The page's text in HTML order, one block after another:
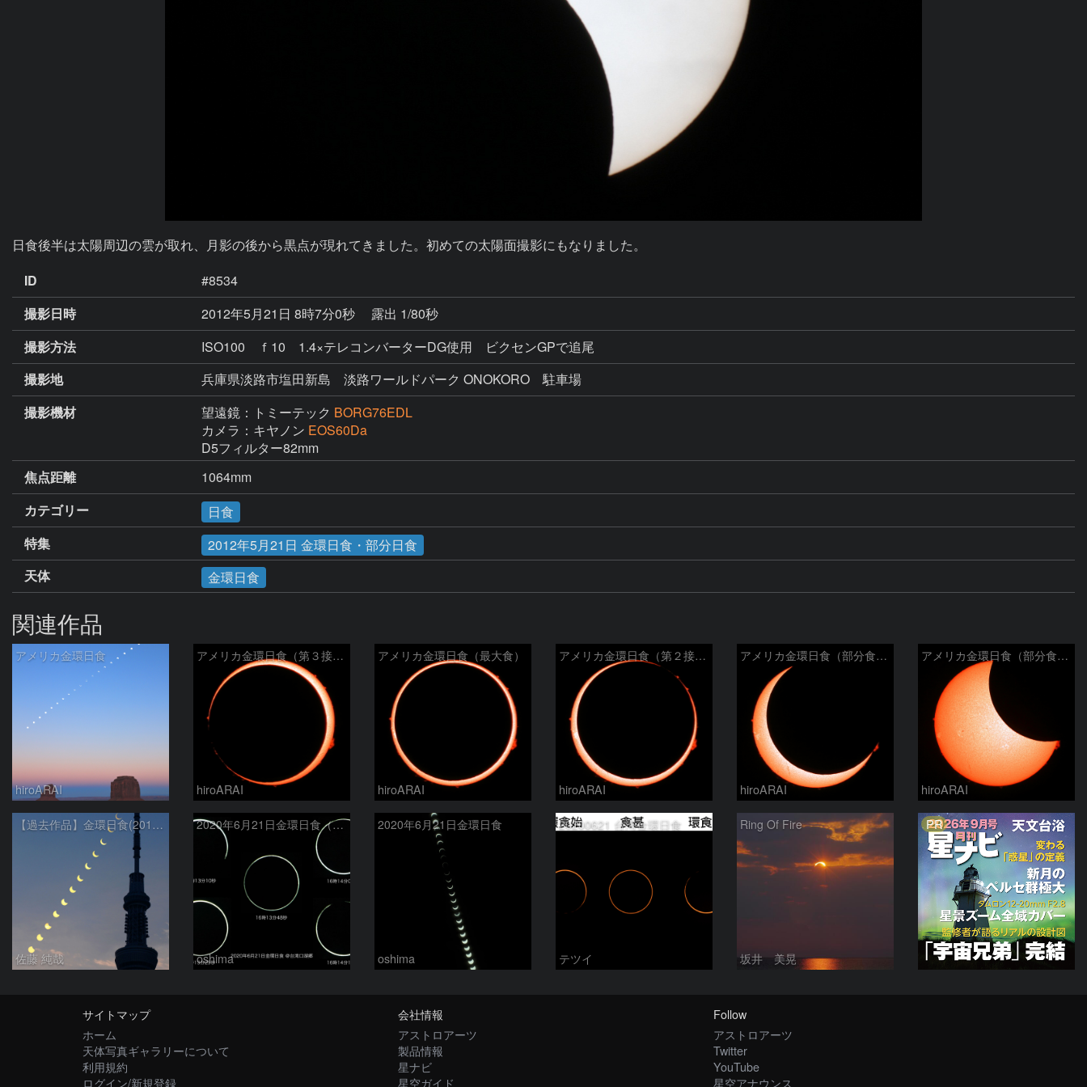
日食後半は太陽周辺の雲が取れ、月影の後から黒点が現れてきました。初めての太陽面撮影にもなりました。
ID
#8534
撮影日時
2012年5月21日 8時7分0秒
露出 1/80秒
撮影方法
ISO100 ｆ10 1.4×テレコンバーターDG使用 ビクセンGPで追尾
撮影地
兵庫県淡路市塩田新島 淡路ワールドパーク ONOKORO 駐車場
撮影機材
望遠鏡：トミーテック BORG76EDL
カメラ：キヤノン EOS60Da
D5フィルター82mm
焦点距離
1064mm
カテゴリー
日食
特集
2012年5月21日 金環日食・部分日食
天体
金環日食
関連作品
アメリカ金環日食
hiroARAI
アメリカ金環日食（第３接触）
hiroARAI
アメリカ金環日食（最大食）
hiroARAI
アメリカ金環日食（第２接触）
hiroARAI
アメリカ金環日食（部分食その２）
hiroARAI
アメリカ金環日食（部分食その１）
hiroARAI
【過去作品】金環日食(2012年5月21日)の連続写真と東京スカイツリー
佐藤 純哉
2020年6月21日金環日食（拡大）
oshima
2020年6月21日金環日食
oshima
20200621 台湾金環日食
テツイ
Ring Of Fire
坂井 美晃
PR
サイトマップ
ホーム
天体写真ギャラリーについて
利用規約
ログイン/新規登録
会社情報
アストロアーツ
製品情報
星ナビ
星空ガイド
Follow
アストロアーツ
Twitter
YouTube
星空アナウンス